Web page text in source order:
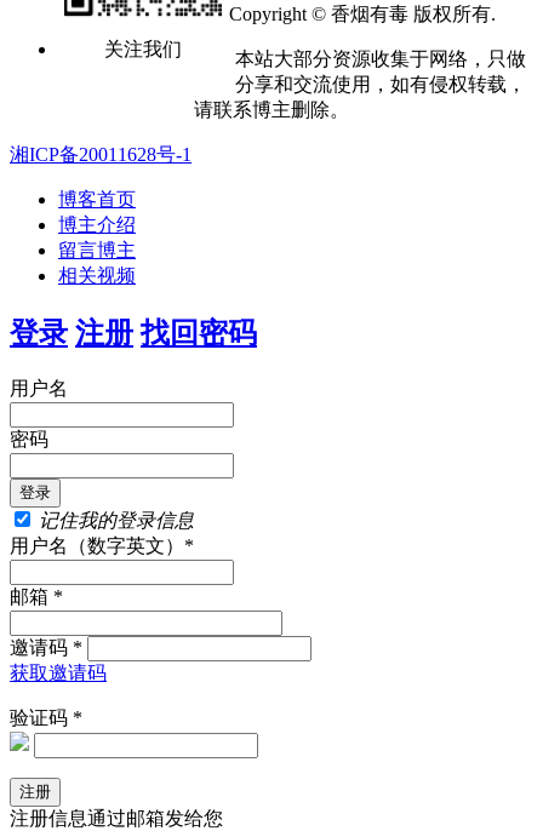
关注我们
Copyright © 香烟有毒 版权所有.
本站大部分资源收集于网络，只做
分享和交流使用，如有侵权转载，
请联系博主删除。
湘ICP备20011628号-1
博客首页
博主介绍
留言博主
相关视频
登录 注册 找回密码
用户名
密码
记住我的登录信息
用户名（数字英文）*
邮箱 *
邀请码 *
获取邀请码
验证码 *
注册信息通过邮箱发给您